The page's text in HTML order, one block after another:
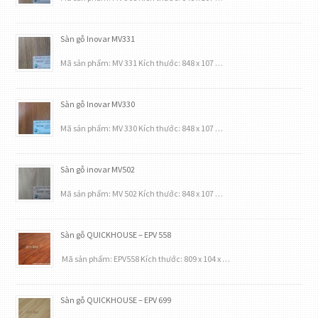
Sàn gỗ Inovar MV331
Mã sản phẩm: MV 331 Kích thước: 848 x 107 …
Sàn gỗ Inovar MV330
Mã sản phẩm: MV 330 Kích thước: 848 x 107 …
Sàn gỗ inovar MV502
Mã sản phẩm: MV 502 Kích thước: 848 x 107 …
Sàn gỗ QUICKHOUSE – EPV 558
Mã sản phẩm: EPV558 Kích thước: 809 x 104 x …
Sàn gỗ QUICKHOUSE – EPV 699